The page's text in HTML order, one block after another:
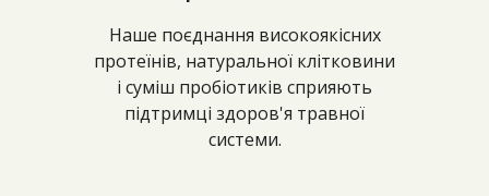
Наше поєднання високоякісних
протеїнів, натуральної клітковини
і суміш пробіотиків сприяють
підтримці здоров'я травної
системи.